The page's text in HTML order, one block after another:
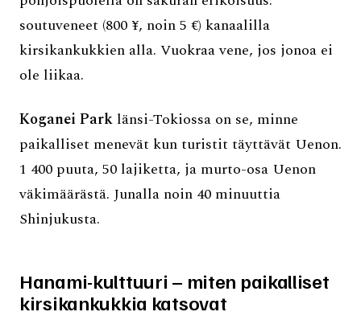
soutuveneet (800 ¥, noin 5 €) kanaalilla
kirsikankukkien alla. Vuokraa vene, jos jonoa ei
ole liikaa.
Koganei Park länsi-Tokiossa on se, minne
paikalliset menevät kun turistit täyttävät Uenon.
1 400 puuta, 50 lajiketta, ja murto-osa Uenon
väkimäärästä. Junalla noin 40 minuuttia
Shinjukusta.
Hanami-kulttuuri – miten paikalliset
kirsikankukkia katsovat